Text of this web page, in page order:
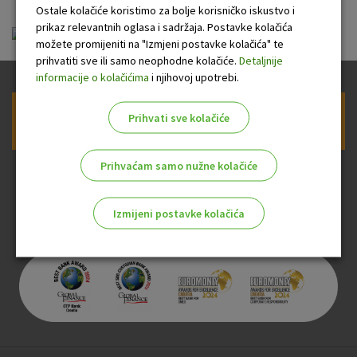
ou-visa-classic-charge_20110210.pdf
Prijava na newsletter OTP banke
Ostale kolačiće koristimo za bolje korisničko iskustvo i
prikaz relevantnih oglasa i sadržaja. Postavke kolačića
možete promijeniti na "Izmjeni postavke kolačića" te
prihvatiti sve ili samo neophodne kolačiće. Detaljnije
informacije o kolačićima i njihovoj upotrebi.
Prihvati sve kolačiće
Prihvaćam samo nužne kolačiće
Izmijeni postavke kolačića